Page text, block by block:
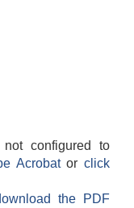
configured to
Acrobatorclick
the PDF